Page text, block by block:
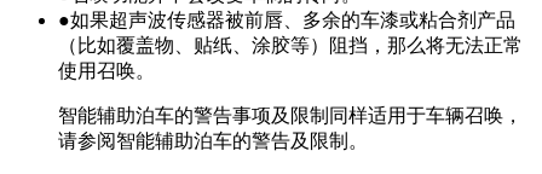
●如果超声波传感器被前唇、多余的车漆或粘合剂产品
（比如覆盖物、贴纸、涂胶等）阻挡，那么将无法正常
使用召唤。
智能辅助泊车的警告事项及限制同样适用于车辆召唤，
请参阅智能辅助泊车的警告及限制。